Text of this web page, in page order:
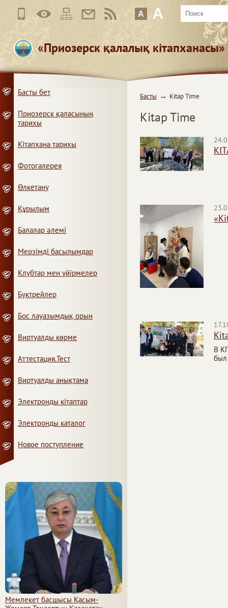
A A
«Приозерск қалалық
Басты Kitap Time
Kitap Time
В
был
Басты бет
Приозерск қаласының
тарихы
Кітапхана тарихы
Фотогалерея
Өлкетану
Құрылым
Балалар әлемі
Мерзімді басылымдар
Клубтар мен үйірмелер
Буктрейлер
Бос лауазымдық орын
Виртуалды көрме
Аттестация.Тест
Виртуалды анықтама
Электронды кітаптар
Электронды каталог
Новое поступление
Мемлекет басшысы Қасым-